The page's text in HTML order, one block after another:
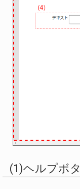
(1)ヘルプボ